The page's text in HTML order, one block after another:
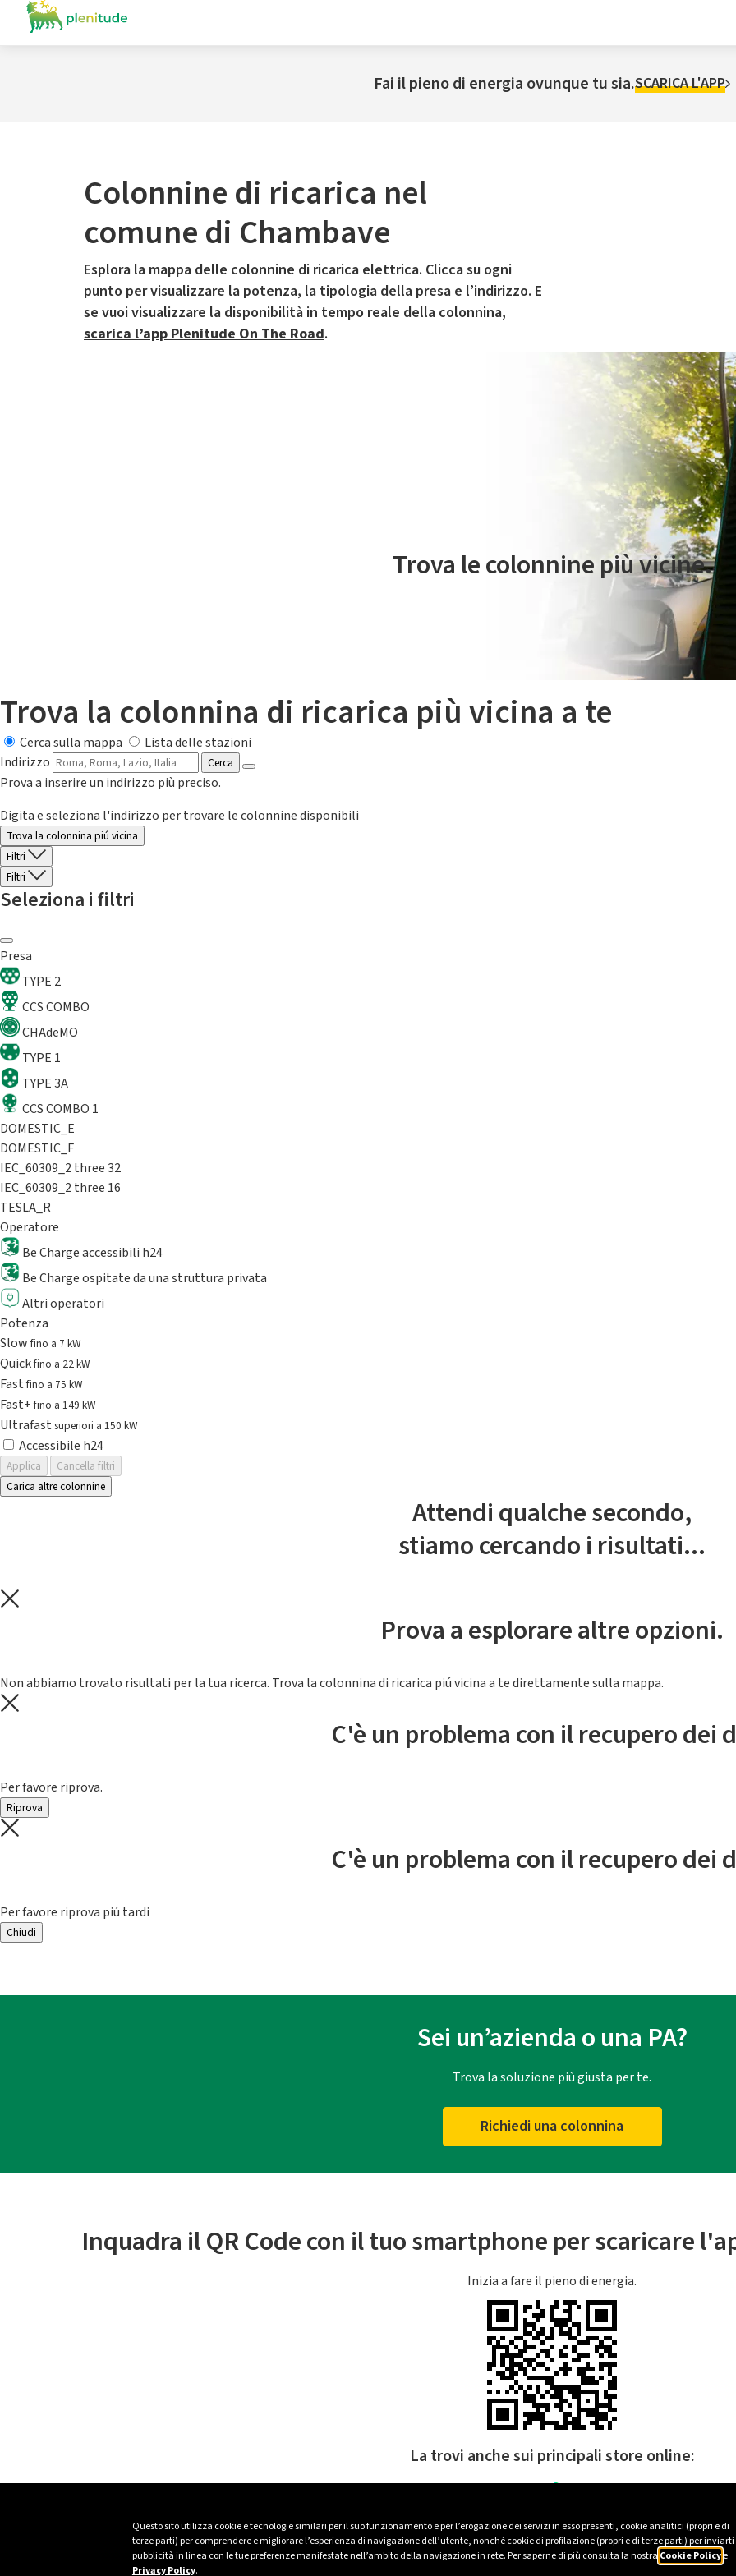
Questo sito utilizza cookie e tecnologie similari per il suo funzionamento e per l’erogazione dei servizi in esso presenti, cookie analitici (propri e di
terze parti) per comprendere e migliorare l’esperienza di navigazione dell’utente, nonché cookie di profilazione (propri e di terze parti) per inviarti
pubblicità in linea con le tue preferenze manifestate nell’ambito della navigazione in rete. Per saperne di più consulta la nostra Cookie Policye
Privacy Policy.
Fai il pieno di energia ovunque tu sia.SCARICA L'APP
Colonnine di ricarica nel
comune di Chambave
Esplora la mappa delle colonnine di ricarica elettrica. Clicca su ogni
punto per visualizzare la potenza, la tipologia della presa e l’indirizzo. E
se vuoi visualizzare la disponibilità in tempo reale della colonnina,
scarica l’app Plenitude On The Road.
Il servizio di mobilità elettrica è gestito da Plenitude On The Road
Trova le colonnine più vicine.
Trova la colonnina di ricarica più vicina a te
Cerca sulla mappa
Lista delle stazioni
Indirizzo
Cerca
Prova a inserire un indirizzo più preciso.
Digita e seleziona l'indirizzo per trovare le colonnine disponibili
Trova la colonnina piú vicina
Filtri
Filtri
Seleziona i filtri
Presa
TYPE 2
CCS COMBO
CHAdeMO
TYPE 1
TYPE 3A
CCS COMBO 1
DOMESTIC_E
DOMESTIC_F
IEC_60309_2 three 32
IEC_60309_2 three 16
TESLA_R
Operatore
Be Charge accessibili h24
Be Charge ospitate da una struttura privata
Altri operatori
Potenza
Slowfino a 7 kW
Quickfino a 22 kW
Fastfino a 75 kW
Fast+fino a 149 kW
Ultrafast superiori a 150 kW
Accessibile h24
Applica
Cancella filtri
Carica altre colonnine
Attendi qualche secondo,
stiamo cercando i risultati...
Prova a esplorare altre opzioni.
Non abbiamo trovato risultati per la tua ricerca. Trova la colonnina di ricarica piú vicina a te direttamente sulla mappa.
C'è un problema con il recupero dei
Per favore riprova.
Riprova
C'è un problema con il recupero dei
Per favore riprova piú tardi
Chiudi
Sei un’azienda o una PA?
Trova la soluzione più giusta per te.
Richiedi una colonnina
Inquadra il QR Code con il tuo smartphone per scaricare
Inizia a fare il pieno di energia.
La trovi anche sui principali store online: